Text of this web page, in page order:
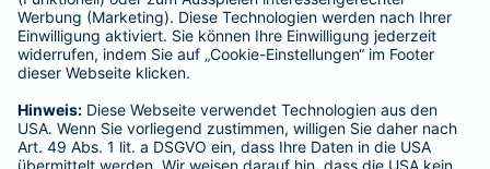
Verein Versicherungsombudsmann eV,
Postfach 080632, 10006 Berlin
Für private Krankenversicherungen:
Ombudsmann für private Kranken- / Pflege-Versicherungen,
Postfach 060222, 10052 Berlin